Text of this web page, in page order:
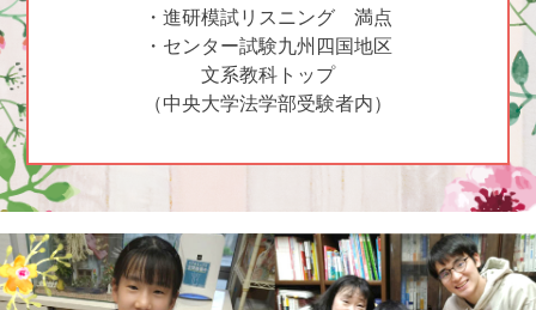
・進研模試リスニング 満点
・センター試験九州四国地区
文系教科トップ
（中央大学法学部受験者内）